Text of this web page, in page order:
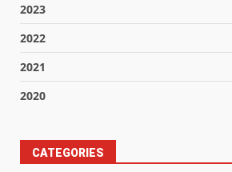
2023
2022
2021
2020
CATEGORIES